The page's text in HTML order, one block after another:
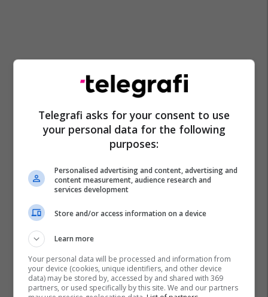
Telegrafi asks for your consent to use
your personal data for the following
purposes:
Personalised advertising and content, advertising and
content measurement, audience research and
services development
Store and/or access information on a device
Learn more
Your personal data will be processed and information from
your device (cookies, unique identifiers, and other device
data) may be stored by, accessed by and shared with 369
partners, or used specifically by this site. We and our partners